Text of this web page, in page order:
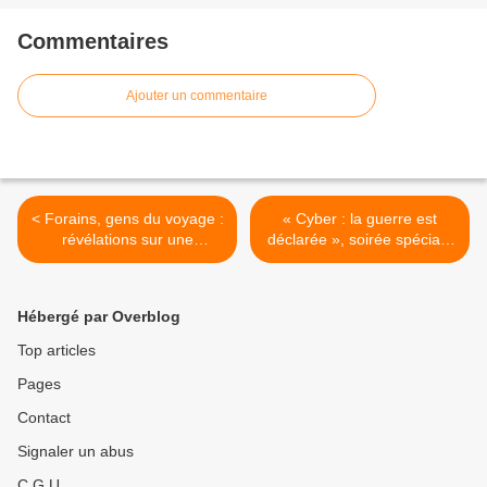
Commentaires
Ajouter un commentaire
< Forains, gens du voyage :
révélations sur une
économie secrète au
« Cyber : la guerre est
déclarée », soirée spéciale
de "C dans l'air" en prime
Hébergé par Overblog
Top articles
Pages
Contact
Signaler un abus